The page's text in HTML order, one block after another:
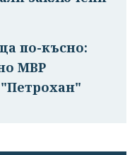
по-късно:
МВР